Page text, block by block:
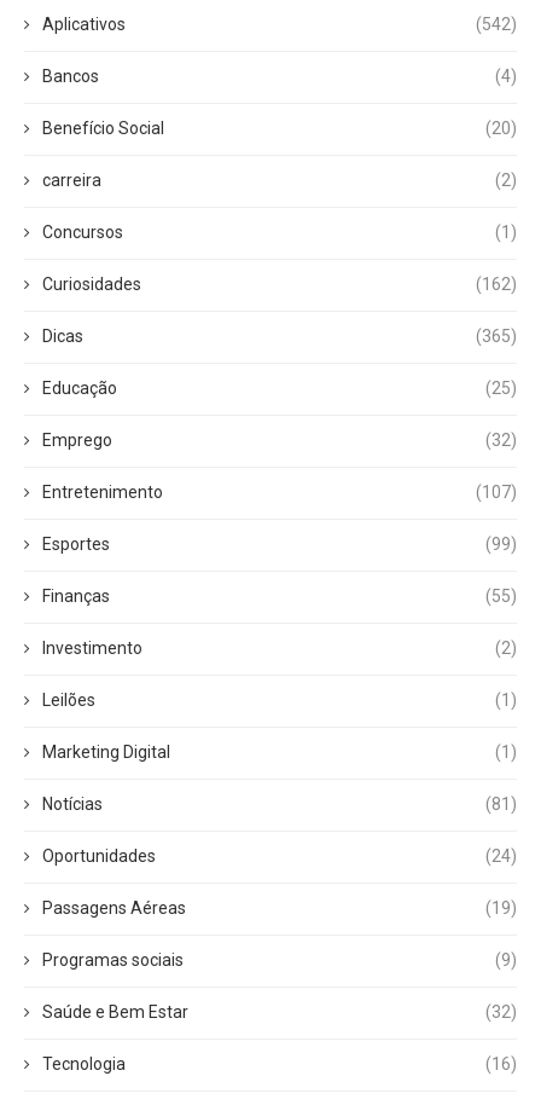
Aplicativos (542)
Bancos (4)
Benefício Social (20)
carreira (2)
Concursos (1)
Curiosidades (162)
Dicas (365)
Educação (25)
Emprego (32)
Entretenimento (107)
Esportes (99)
Finanças (55)
Investimento (2)
Leilões (1)
Marketing Digital (1)
Notícias (81)
Oportunidades (24)
Passagens Aéreas (19)
Programas sociais (9)
Saúde e Bem Estar (32)
Tecnologia (16)